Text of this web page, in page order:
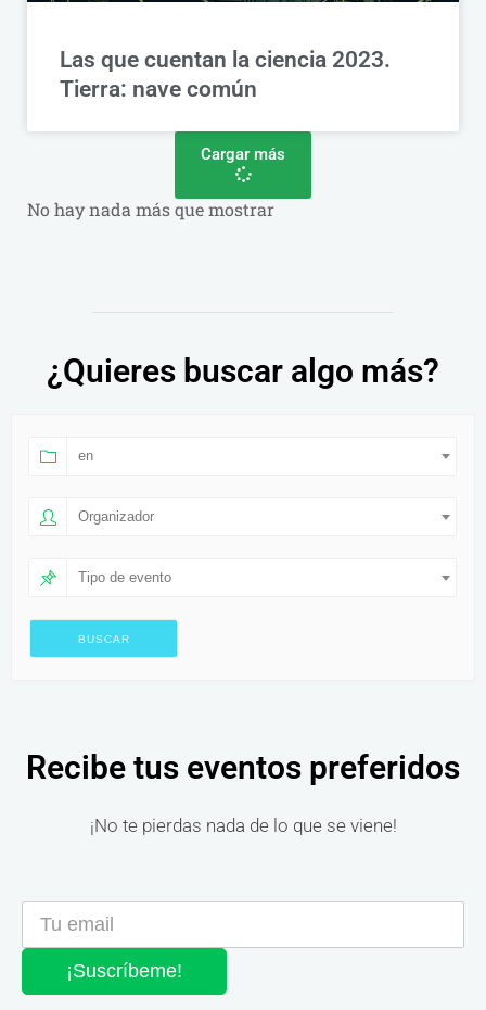
Las que cuentan la ciencia 2023.
Tierra: nave común
Cargar más
No hay nada más que mostrar
¿Quieres buscar algo más?
en
Organizador
Tipo de evento
Recibe tus eventos preferidos
¡No te pierdas nada de lo que se viene!
¡Suscríbeme!